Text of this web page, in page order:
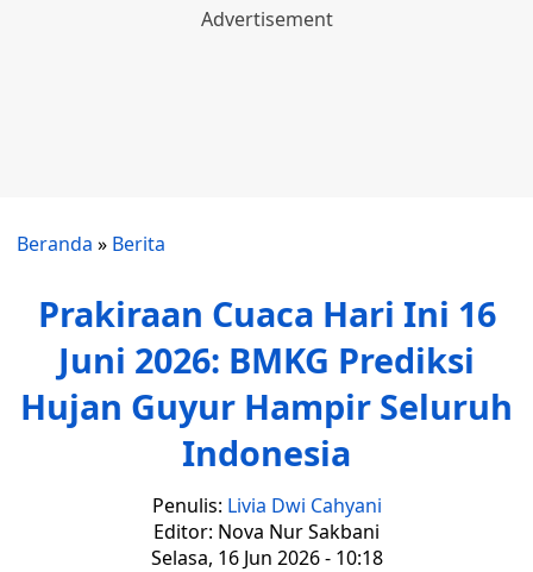
Beranda » Berita
Prakiraan Cuaca Hari Ini 16
Juni 2026: BMKG Prediksi
Hujan Guyur Hampir Seluruh
Indonesia
Penulis: Livia Dwi Cahyani
Editor: Nova Nur Sakbani
Selasa, 16 Jun 2026 - 10:18